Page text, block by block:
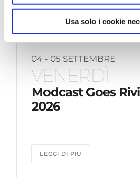
Usa solo i cookie
04 - 05 SETTEMBRE
VENERDÌ
Modcast Goes
2026
LEGGI DI PIÙ